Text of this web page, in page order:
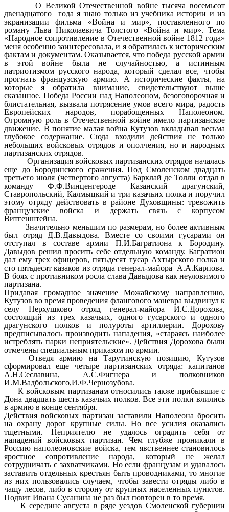
О Великой Отечественной войне тысяча восемьсот
двенадцатого года я знаю только из учебника истории и из
экранизации фильма «Война и мир», поставленного по
роману Льва Николаевича Толстого «Война и мир». Тема
«Народное сопротивление в Отечественной войне 1812 года»
меня особенно заинтересовала, и я обратилась к историческим
фактам и документам. Оказывается, что победа русской армии
в этой войне была не случайностью, а истинным
патриотизмом русского народа, который сделал все, чтобы
прогнать французскую армию. А исторические факты, на
которые я обратила внимание, свидетельствуют выше
сказанное. Победа России над Наполеоном, безоговорочная и
блистательная, вызвала потрясение умов всего мира, радость
Европейских народов, порабощенных Наполеоном.
Огромную роль в Отечественной войне имело партизанское
движение. В понятие малая война Кутузов вкладывал весьма
глубокое содержание. Сюда входили действия не только
небольших войсковых отрядов и ополчения, но и народных
партизанских отрядов.
Организация войсковых партизанских отрядов началась
еще до Бородинского сражения. Под Смоленском двадцать
третьего июля (четвертого августа) Барклай де Толли отдал в
команду Ф.Ф.Винценгероде Казанский драгунский,
Ставропольский, Калмыцкий и три казачьих полка и поручил
этому отряду действовать в районе Духовщины: тревожить
французские войска и держать связь с корпусом
Витгенштейна.
Значительно меньшим по размерам, но более активным
был отряд Д.В.Давыдова. Вместе со своими гусарами он
отступал в составе армии П.И.Багратиона к Бородину.
Давыдов решил просить себе отдельную команду. Багратион
дал ему трех офицеров, пятьдесят гусар Ахтырского полка и
сто пятьдесят казаков из отряда генерал-майора А.А.Карпова.
В боях с противником росла слава Давыдова как неуловимого
партизана.
Придавая громадное значение Можайскому направлению,
Кутузов во время проведения флангового маневра выдвинул к
селу Перхушково отряд генерал-майора И.С.Дорохова,
состоящий из трех казачьих, одного гусарского и одного
драгунского полков и полуроты артиллерии. Дорохову
предписывалось производить нападения, «стараясь наиболее
истреблять парки неприятельские». Действия Дорохова были
отмечены специальным приказом по армии.
Отведя армию на Тарутинскую позицию, Кутузов
сформировал еще четыре партизанских отряда: капитанов
А.Н.Сеславина, А.С.Фигнера и полковников
И.М.Вадбольского,И.Ф.Чернозубова.
К войсковым партизанам относились также прибывшие с
Дона двадцать шесть казачьих полков. Все эти полки влились
в армию в конце сентября.
Действия войсковых партизан заставили Наполеона бросить
на охрану дорог крупные силы. Но все усилия оказались
тщетными. Неприятелю не удалось оградить себя от
нападений войсковых партизан. Чем глубже проникали в
Россию наполеоновские войска, тем явственнее становилось
яростное сопротивление народа, который не желал
сотрудничать с захватчиками. Но если французам и удавалось
заставить отдельных крестьян быть проводниками, то многие
из них пользовались случаем, чтобы завести отряды либо в
чащу лесов, либо в сторону от крупных населенных пунктов.
Подвиг Ивана Сусанина не раз был повторен в то время.
К середине августа в ряде уездов Смоленской губернии